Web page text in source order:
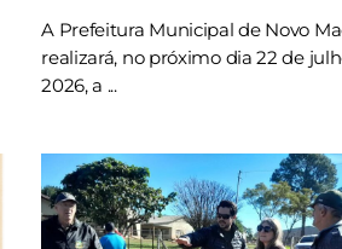
A Prefeitura Municipal de Novo
realizará, no próximo dia 22 de
2026, a ...